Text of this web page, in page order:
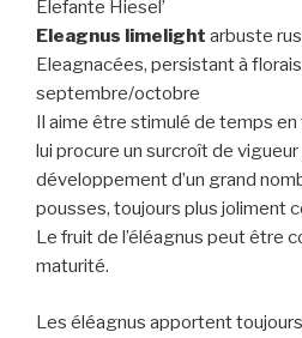
Elefante Hiesel’
Eleagnus limelight arbuste
Eleagnacées, persistant à
septembre/octobre
Il aime être stimulé de temps
lui procure un surcroît de
développement d’un grand
pousses, toujours plus joliment
Le fruit de l’éléagnus peut être
maturité.
Les éléagnus apportent